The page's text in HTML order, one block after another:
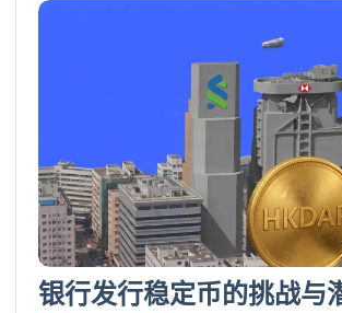
银行发行稳定币的挑战与